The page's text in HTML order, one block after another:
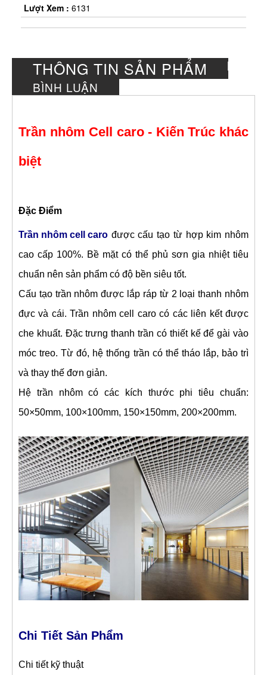
*
*
*
*
*
*
*
*
*
*
*
*
*
*
*
* *
*
*
*
*
*
*
*
*
*
*
*
*
*
*
*
*
*
*
*
*
*
*
*
*
*
*
Lượt Xem : 6131
THÔNG TIN SẢN PHẨM
BÌNH LUẬN
Trần nhôm Cell caro - Kiến Trúc khác
biệt
Đặc Điểm
Trần nhôm cell caro được cấu tạo từ hợp kim nhôm
cao cấp 100%. Bề mặt có thể phủ sơn gia nhiệt tiêu
chuẩn nên sản phẩm có độ bền siêu tốt.
Cấu tạo trần nhôm được lắp ráp từ 2 loại thanh nhôm
đực và cái. Trần nhôm cell caro có các liên kết được
che khuất. Đặc trưng thanh trần có thiết kế để gài vào
móc treo. Từ đó, hệ thống trần có thể tháo lắp, bảo trì
và thay thế đơn giản.
Hệ trần nhôm có các kích thước phi tiêu chuẩn:
50×50mm, 100×100mm, 150×150mm, 200×200mm.
Chi Tiết Sản Phẩm
Chi tiết kỹ thuật